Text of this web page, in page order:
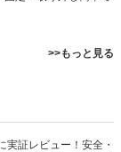
>>もっと見る
実証レビュー！安全・